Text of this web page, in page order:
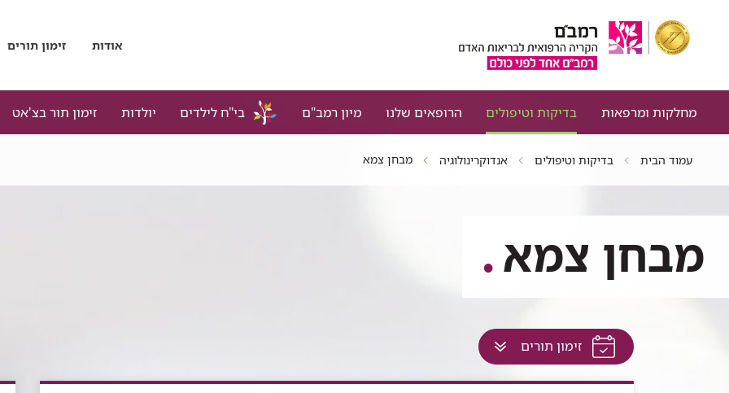
אודות זימון תורים
מחלקות ומרפאות בדיקות וטיפולים הרופאים שלנו מיון רמב"ם בי"ח לילדים יולדות זימון תור בצ'אט
עמוד הבית בדיקות וטיפולים אנדוקרינולוגיה מבחן צמא
מבחן צמא
זימון תוריםלחץ
למעבר
לתוכן